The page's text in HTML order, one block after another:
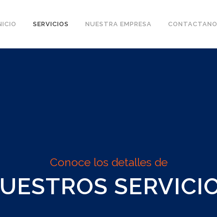
SERVICIOS NUESTRA EMPRESA
Conoce los detalles de